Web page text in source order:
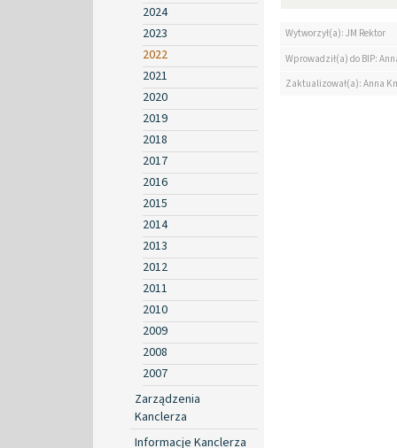
2024
2023
2022
2021
2020
2019
2018
2017
2016
2015
2014
2013
2012
2011
2010
2009
2008
2007
Zarządzenia
Kanclerza
Informacje Kanclerza
Wytworzył(a): JM Rektor
Wprowadził(a) do BIP:
Zaktualizował(a): Anna